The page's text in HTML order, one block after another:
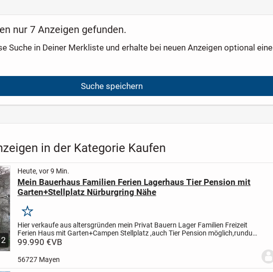
nur 7 Anzeigen gefunden.
Suche in Deiner Merkliste und erhalte bei neuen Anzeigen optional eine
Suche speichern
in der Kategorie Kaufen
2
Heute, vor 9 Min.
Mein Bauerhaus Familien Ferien Lagerhaus Tier Pension mit
Garten+Stellplatz Nürburgring Nähe
Merken
Hier verkaufe aus altersgründen mein Privat Bauern Lager Familien Freizeit
Ferien Haus mit Garten+Campen Stellplatz ,auch Tier Pension möglich,rundum
Grundstück 205 qm+mehr möglich,Haus 100qm,9...
99.990 €VB
56727 Mayen